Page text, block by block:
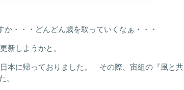
・・・どんどん歳を取っていくなぁ・・・
新しようかと。
本に帰っておりました。 その際、宙組の『風と共
。